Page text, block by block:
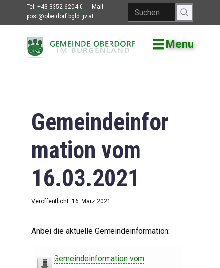
Tel: +43 3352 6204-0
Mail:
post@oberdorf.bgld.gv.at
Menu
Willkommen
Gemeindeamt
Gemeinderat
Bildung
Vereine
Gemeindeinfor
mation vom
16.03.2021
Veröffentlicht: 16. März 2021
Anbei die aktuelle Gemeindeinformation:
Gemeindeinformation vom